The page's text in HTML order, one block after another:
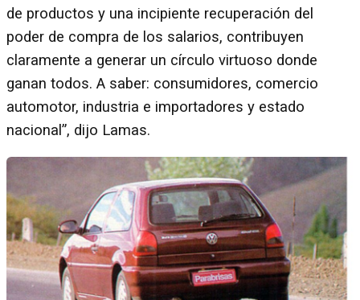
de productos y una incipiente recuperación del
poder de compra de los salarios, contribuyen
claramente a generar un círculo virtuoso donde
ganan todos. A saber: consumidores, comercio
automotor, industria e importadores y estado
nacional”, dijo Lamas.